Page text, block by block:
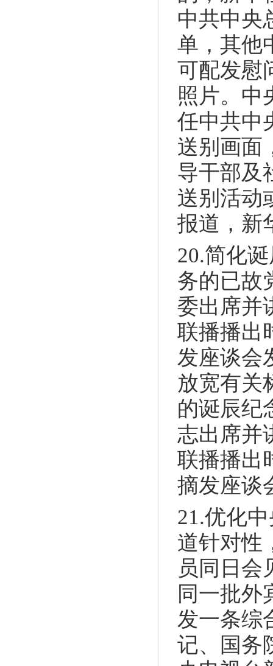
中共中央
单，其他
可配发慰
照片。中
任中共中
送别画面
导干部及
送别活动
报道，新
20.简化
务的已故
委出席并
联播播出
发座谈会
放宽有关
的诞辰纪
志出席并
联播播出
摘发座谈
21.优化
道针对性
员同日会
同一批外
发一条综
记、国务